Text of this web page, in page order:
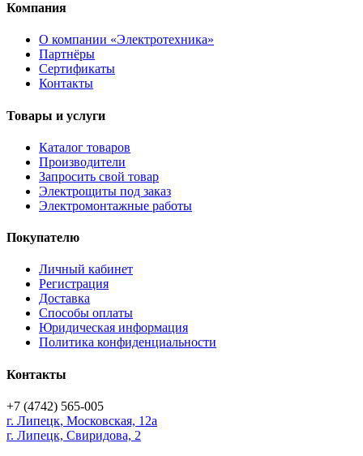
Компания
О компании «Электротехника»
Партнёры
Сертификаты
Контакты
Товары и услуги
Каталог товаров
Производители
Запросить свой товар
Электрощиты под заказ
Электромонтажные работы
Покупателю
Личный кабинет
Регистрация
Доставка
Способы оплаты
Юридическая информация
Политика конфиденциальности
Контакты
+7 (4742) 565-005
г. Липецк, Московская, 12а
г. Липецк, Свиридова, 2